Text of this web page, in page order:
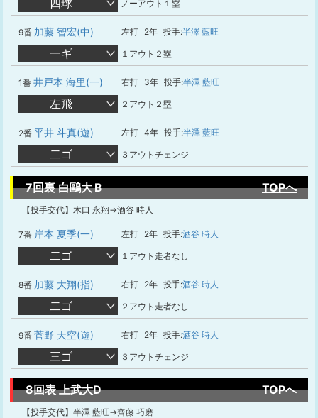
四球 ノーアウト１塁
9番 加藤 智宏(中) 左打 2年 投手:半澤 藍旺
一ギ １アウト２塁
1番 井戸本 海里(一) 右打 3年 投手:半澤 藍旺
左飛 ２アウト２塁
2番 平井 斗真(遊) 左打 4年 投手:半澤 藍旺
二ゴ ３アウトチェンジ
7回裏 白鷗大Ｂ TOPへ
【投手交代】木口 永翔→酒谷 時人
7番 岸本 夏季(一) 左打 2年 投手:酒谷 時人
二ゴ １アウト走者なし
8番 加藤 大翔(指) 右打 2年 投手:酒谷 時人
二ゴ ２アウト走者なし
9番 菅野 天空(遊) 右打 2年 投手:酒谷 時人
三ゴ ３アウトチェンジ
8回表 上武大D TOPへ
【投手交代】半澤 藍旺→齊藤 巧磨